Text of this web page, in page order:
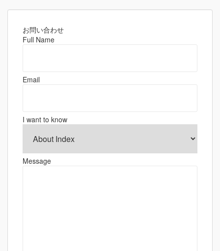
ナ
お問い合わせ
Full Name
Email
I want to know
Message